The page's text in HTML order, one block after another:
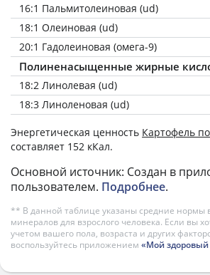
16:1 Пальмитолеиновая (ud)
18:1 Олеиновая (ud)
20:1 Гадолеиновая (омега-9)
Полиненасыщенные жирные
18:2 Линолевая (ud)
18:3 Линоленовая (ud)
Энергетическая ценность Картофель
составляет 152 кКал.
Основной источник: Создан в
пользователем. Подробнее.
** В данной таблице указаны средние нормы
минералов для взрослого человека. Если вы
учетом вашего пола, возраста и других
воспользуйтесь приложением «Мой здоровый